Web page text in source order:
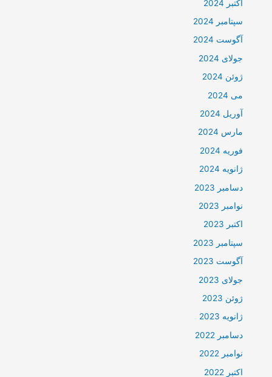
اکتبر 2024
سپتامبر 2024
آگوست 2024
جولای 2024
ژوئن 2024
می 2024
آوریل 2024
مارس 2024
فوریه 2024
ژانویه 2024
دسامبر 2023
نوامبر 2023
اکتبر 2023
سپتامبر 2023
آگوست 2023
جولای 2023
ژوئن 2023
ژانویه 2023
دسامبر 2022
نوامبر 2022
اکتبر 2022